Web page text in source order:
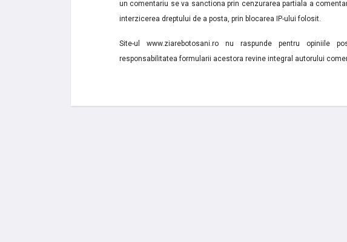
un comentariu se va sanctiona prin cenzurarea partiala a
interzicerea dreptului de a posta, prin blocarea IP-ului folosit.
Site-ul www.ziarebotosani.ro nu raspunde pentru opiniile
responsabilitatea formularii acestora revine integral autorului